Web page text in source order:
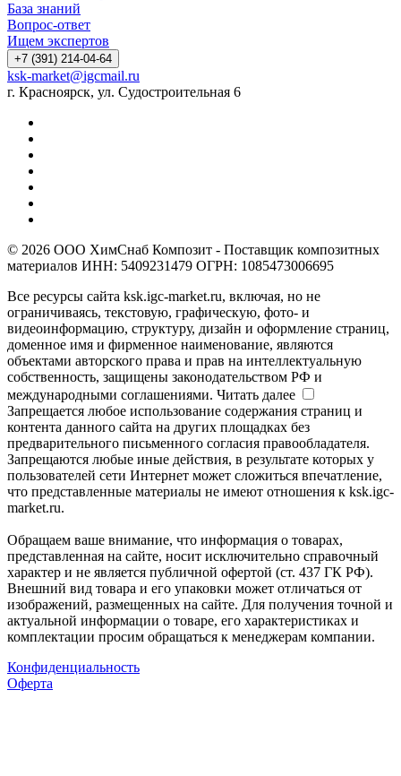
База знаний
Вопрос-ответ
Ищем экспертов
+7 (391) 214-04-64
ksk-market@igcmail.ru
г. Красноярск, ул. Судостроительная 6
© 2026 ООО ХимСнаб Композит - Поставщик композитных
материалов ИНН: 5409231479 ОГРН: 1085473006695
Все ресурсы сайта ksk.igc-market.ru, включая, но не
ограничиваясь, текстовую, графическую, фото- и
видеоинформацию, структуру, дизайн и оформление страниц,
доменное имя и фирменное наименование, являются
объектами авторского права и прав на интеллектуальную
собственность, защищены законодательством РФ и
международными соглашениями. Читать далее
Запрещается любое использование содержания страниц и
контента данного сайта на других площадках без
предварительного письменного согласия правообладателя.
Запрещаются любые иные действия, в результате которых у
пользователей сети Интернет может сложиться впечатление,
что представленные материалы не имеют отношения к ksk.igc-
market.ru.
Обращаем ваше внимание, что информация о товарах,
представленная на сайте, носит исключительно справочный
характер и не является публичной офертой (ст. 437 ГК РФ).
Внешний вид товара и его упаковки может отличаться от
изображений, размещенных на сайте. Для получения точной и
актуальной информации о товаре, его характеристиках и
комплектации просим обращаться к менеджерам компании.
Конфиденциальность
Оферта